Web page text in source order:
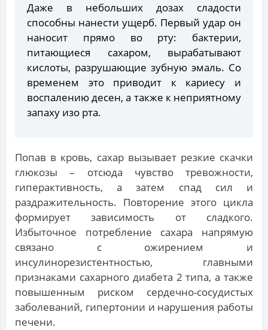
Даже в небольших дозах сладости
способны нанести ущерб. Первый удар он
наносит прямо во рту: бактерии,
питающиеся сахаром, вырабатывают
кислоты, разрушающие зубную эмаль. Со
временем это приводит к кариесу и
воспалению десен, а также к неприятному
запаху изо рта.
Попав в кровь, сахар вызывает резкие скачки
глюкозы – отсюда чувство тревожности,
гиперактивность, а затем спад сил и
раздражительность. Повторение этого цикла
формирует зависимость от сладкого.
Избыточное потребление сахара напрямую
связано с ожирением и
инсулинорезистентностью, главными
признаками сахарного диабета 2 типа, а также
повышенным риском сердечно-сосудистых
заболеваний, гипертонии и нарушения работы
печени.